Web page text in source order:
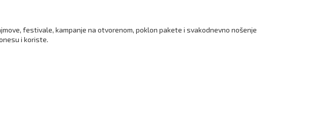
festivale, kampanje na otvorenom, poklon pakete i svakodnevno nošenje
i koriste.